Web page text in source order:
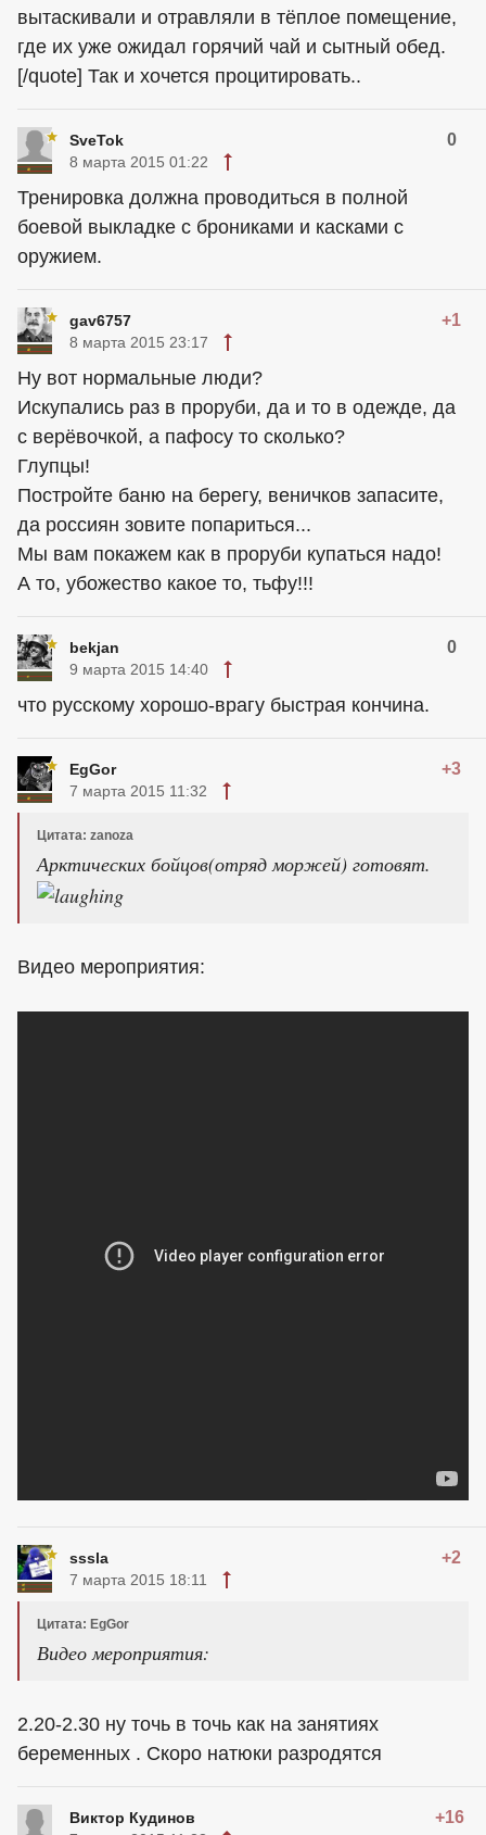
вытаскивали и отравляли в тёплое помещение,
где их уже ожидал горячий чай и сытный обед.
[/quote] Так и хочется процитировать..
SveTok 0
8 марта 2015 01:22
Тренировка должна проводиться в полной
боевой выкладке с брониками и касками с
оружием.
gav6757 +1
8 марта 2015 23:17
Ну вот нормальные люди?
Искупались раз в проруби, да и то в одежде, да
с верёвочкой, а пафосу то сколько?
Глупцы!
Постройте баню на берегу, веничков запасите,
да россиян зовите попариться...
Мы вам покажем как в проруби купаться надо!
А то, убожество какое то, тьфу!!!
bekjan 0
9 марта 2015 14:40
что русскому хорошо-врагу быстрая кончина.
EgGor +3
7 марта 2015 11:32
Цитата: zanoza
Арктических бойцов(отряд моржей) готовят.
Видео мероприятия:
sssla +2
7 марта 2015 18:11
Цитата: EgGor
Видео мероприятия:
2.20-2.30 ну точь в точь как на занятиях
беременных . Скоро натюки разродятся
Виктор Кудинов +16